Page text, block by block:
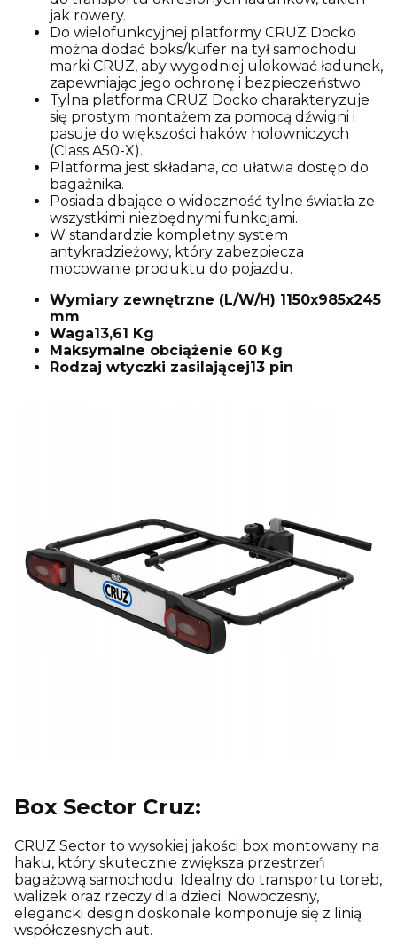
jak rowery.
Do wielofunkcyjnej platformy CRUZ Docko
można dodać boks/kufer na tył samochodu
marki CRUZ, aby wygodniej ulokować ładunek,
zapewniając jego ochronę i bezpieczeństwo.
Tylna platforma CRUZ Docko charakteryzuje
się prostym montażem za pomocą dźwigni i
pasuje do większości haków holowniczych
(Class A50-X).
Platforma jest składana, co ułatwia dostęp do
bagażnika.
Posiada dbające o widoczność tylne światła ze
wszystkimi niezbędnymi funkcjami.
W standardzie kompletny system
antykradzieżowy, który zabezpiecza
mocowanie produktu do pojazdu.
Wymiary zewnętrzne (L/W/H) 1150x985x245
mm
Waga13,61 Kg
Maksymalne obciążenie 60 Kg
Rodzaj wtyczki zasilającej13 pin
Box Sector Cruz:
CRUZ Sector to wysokiej jakości box montowany na
haku, który skutecznie zwiększa przestrzeń
bagażową samochodu. Idealny do transportu toreb,
walizek oraz rzeczy dla dzieci. Nowoczesny,
elegancki design doskonale komponuje się z linią
współczesnych aut.